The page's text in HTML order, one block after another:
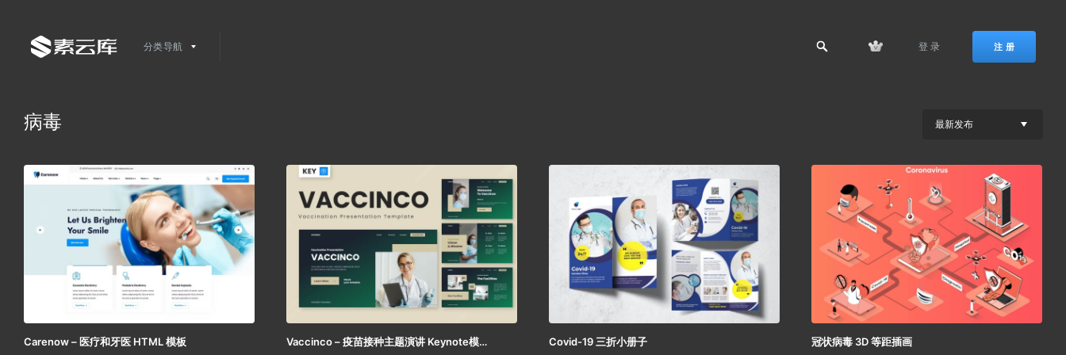
分类导航 登 录 注 册
病毒 最新发布
Carenow – 医疗和牙医 HTML 模板 Vaccinco – 疫苗接种主题演讲 Keynote模板 Covid-19 三折小册子 冠状病毒 3D 等距插画